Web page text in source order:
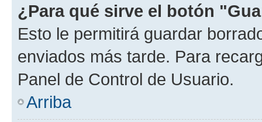
¿Para qué sirve el botón
Esto le permitirá guardar
enviados más tarde. Para
Panel de Control de Usuario.
Arriba